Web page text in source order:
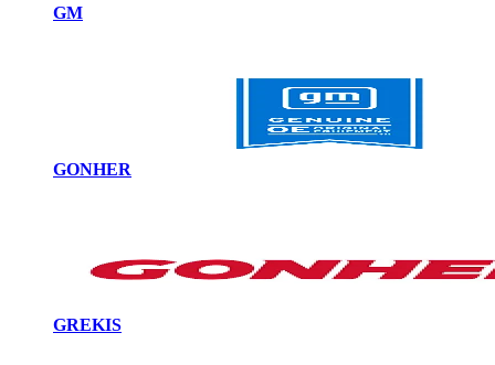
GM
GONHER
GREKIS